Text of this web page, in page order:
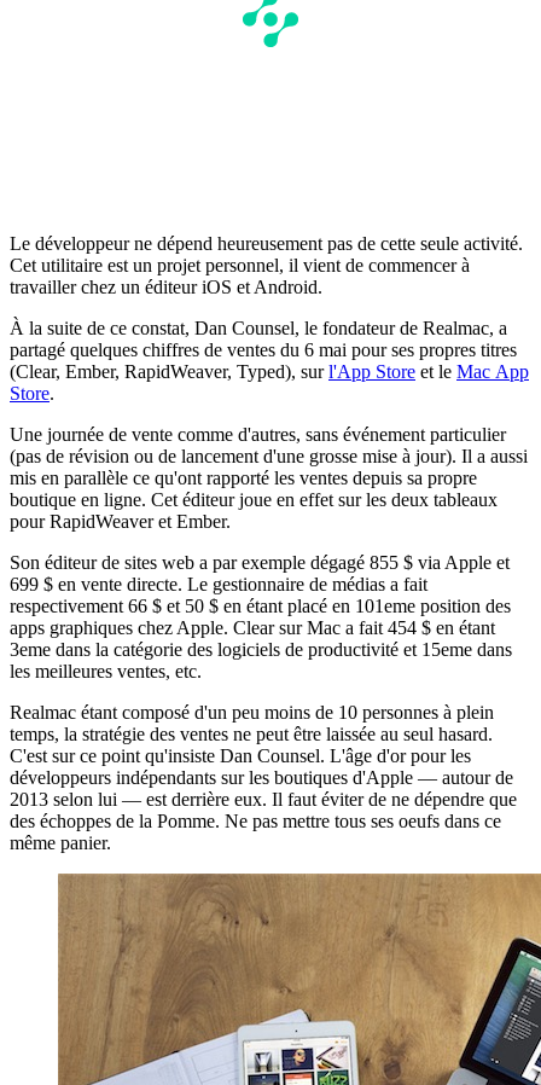
Le développeur ne dépend heureusement pas de cette seule activité.
Cet utilitaire est un projet personnel, il vient de commencer à
travailler chez un éditeur iOS et Android.
À la suite de ce constat, Dan Counsel, le fondateur de Realmac, a
partagé quelques chiffres de ventes du 6 mai pour ses propres titres
(Clear, Ember, RapidWeaver, Typed), surl'App Store et le Mac App
Store.
Une journée de vente comme d'autres, sans événement particulier
(pas de révision ou de lancement d'une grosse mise à jour). Il a aussi
mis en parallèle ce qu'ont rapporté les ventes depuis sa propre
boutique en ligne. Cet éditeur joue en effet sur les deux tableaux
pour RapidWeaver et Ember.
Son éditeur de sites web a par exemple dégagé 855 $ via Apple et
699 $ en vente directe. Le gestionnaire de médias a fait
respectivement 66 $ et 50 $ en étant placé en 101eme position des
apps graphiques chez Apple. Clear sur Mac a fait 454 $ en étant
3eme dans la catégorie des logiciels de productivité et 15eme dans
les meilleures ventes, etc.
Realmac étant composé d'un peu moins de 10 personnes à plein
temps, la stratégie des ventes ne peut être laissée au seul hasard.
C'est sur ce point qu'insiste Dan Counsel. L'âge d'or pour les
développeurs indépendants sur les boutiques d'Apple — autour de
2013 selon lui — est derrière eux. Il faut éviter de ne dépendre que
des échoppes de la Pomme. Ne pas mettre tous ses oeufs dans ce
même panier.